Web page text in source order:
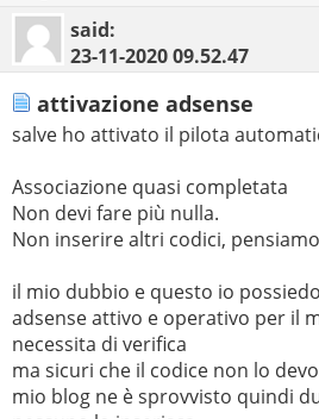
said:
23-11-202009.52.47
attivazione adsense
salve ho attivato il pilota
Associazione quasi completata
Non devi fare più nulla.
Non inserire altri codici,
il mio dubbio e questo io
adsense attivo e operativo per il
necessita di verifica
ma sicuri che il codice non lo
mio blog ne è sprovvisto quindi